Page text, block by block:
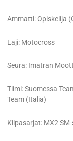
Ammatti: Opiskelija
Laji: Motocross
Seura: Imatran
Tiimi: Suomessa
Team (Italia)
Kilpasarjat: MX2